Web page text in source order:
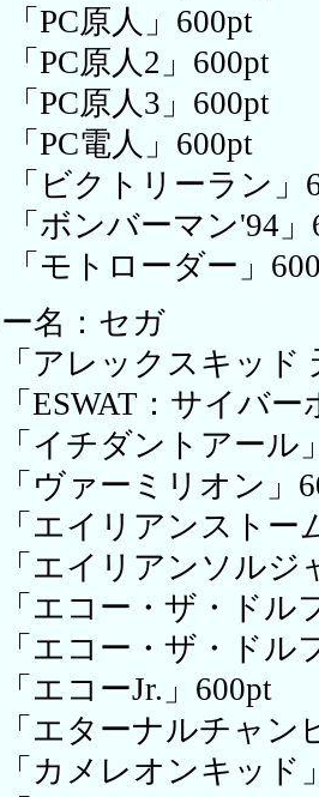
「PC原人」600pt
「PC原人2」600pt
「PC原人3」600pt
「PC電人」600pt
「ビクトリーラン」
「ボンバーマン'94」
「モトローダー」
名：セガ
「アレックスキッド
「ESWAT：サイバ
「イチダントアール
「ヴァーミリオン」
「エイリアンストー
「エイリアンソルジ
「エコー・ザ・ドル
「エコー・ザ・ドル
エコーJr.」600pt
「エターナルチャン
「カメレオンキッド